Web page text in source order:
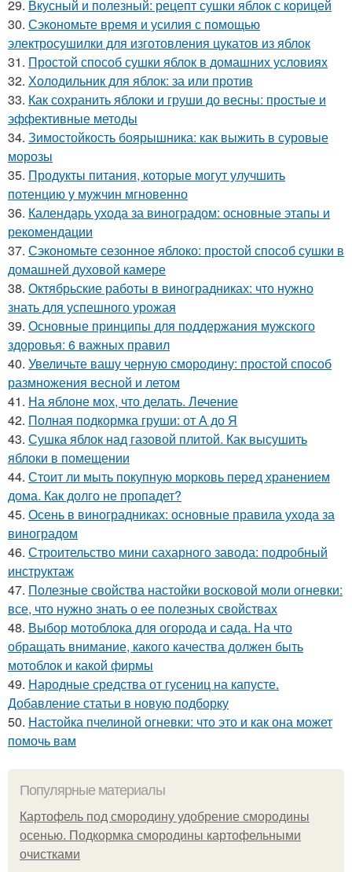
29. Вкусный и полезный: рецепт сушки яблок с корицей
30. Сэкономьте время и усилия с помощью
электросушилки для изготовления цукатов из яблок
31. Простой способ сушки яблок в домашних условиях
32. Холодильник для яблок: за или против
33. Как сохранить яблоки и груши до весны: простые и
эффективные методы
34. Зимостойкость боярышника: как выжить в суровые
морозы
35. Продукты питания, которые могут улучшить
потенцию у мужчин мгновенно
36. Календарь ухода за виноградом: основные этапы и
рекомендации
37. Сэкономьте сезонное яблоко: простой способ сушки в
домашней духовой камере
38. Октябрьские работы в виноградниках: что нужно
знать для успешного урожая
39. Основные принципы для поддержания мужского
здоровья: 6 важных правил
40. Увеличьте вашу черную смородину: простой способ
размножения весной и летом
41. На яблоне мох, что делать. Лечение
42. Полная подкормка груши: от А до Я
43. Сушка яблок над газовой плитой. Как высушить
яблоки в помещении
44. Стоит ли мыть покупную морковь перед хранением
дома. Как долго не пропадет?
45. Осень в виноградниках: основные правила ухода за
виноградом
46. Строительство мини сахарного завода: подробный
инструктаж
47. Полезные свойства настойки восковой моли огневки:
все, что нужно знать о ее полезных свойствах
48. Выбор мотоблока для огорода и сада. На что
обращать внимание, какого качества должен быть
мотоблок и какой фирмы
49. Народные средства от гусениц на капусте.
Добавление статьи в новую подборку
50. Настойка пчелиной огневки: что это и как она может
помочь вам
Популярные материалы
Картофель под смородину удобрение смородины
осенью. Подкормка смородины картофельными
очистками